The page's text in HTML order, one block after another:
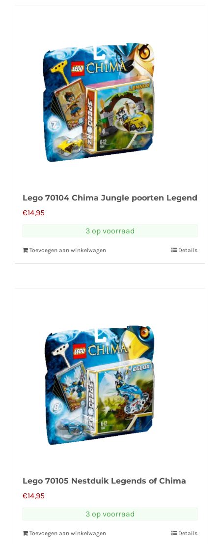
Lego 70104 Chima Jungle poorten Legend
€14,95
3 op voorraad
Toevoegen aan winkelwagen Details
Lego 70105 Nestduik Legends of Chima
€14,95
3 op voorraad
Toevoegen aan winkelwagen Details